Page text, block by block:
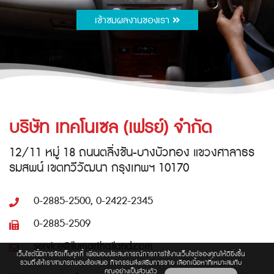
เข้าชมผลงานของเรา
บริษัท เทคโนเซล (เฟรย์) จำกัด
12/11 หมู่ 18 ถนนตลิ่งชัน-บางบัวทอง แขวงศาลาธร
รมสพน์ เขตทวีวัฒนา กรุงเทพฯ 10170
0-2885-2500, 0-2422-2345
0-2885-2509
service@llumarthailand.com
เว็บไซต์นี้มีการจัดเก็บคุกกี้ เพื่อมอบประสบการณ์การการใช้งานเว็บไซต์ของคุณให้ดียิ่งขึ้น
รวมถึงให้เราสามารถมอบข้อเสนอ กิจกรรมส่งเสริมการขาย เลือกเนื้อหาที่เหมาะสมกับ
คุณอย่างเป็นส่วนตัว